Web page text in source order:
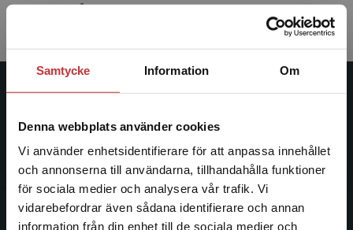
Samtycke Information Om
Denna webbplats använder cookies
Vi använder enhetsidentifierare för att anpassa innehållet
och annonserna till användarna, tillhandahålla funktioner
för sociala medier och analysera vår trafik. Vi
vidarebefordrar även sådana identifierare och annan
information från din enhet till de sociala medier och
Begränsad fraktregion
intresseområden är bl.a. case management,
Studentlitteratur grundades 1963 och är idag Sveriges
ledande utbildningsförlag. Med läromedel, kurslitteratur,
facklitteratur, utbildningar och digitala
informationstjänster i utbudet, finns Studentlitteratur med
längs hela kunskapsresan.